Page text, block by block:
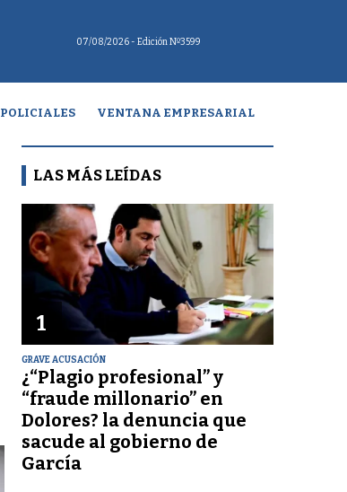
07/08/2026 - Edición Nº3599
POLICIALES VENTANA EMPRESARIAL
LAS MÁS LEÍDAS
1
GRAVE ACUSACIÓN
¿“Plagio profesional” y
“fraude millonario” en
Dolores? la denuncia que
sacude al gobierno de
García